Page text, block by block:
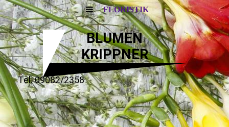
FLORISTIK
BLUMEN
KRIPPNER
Tel. 09082/2358